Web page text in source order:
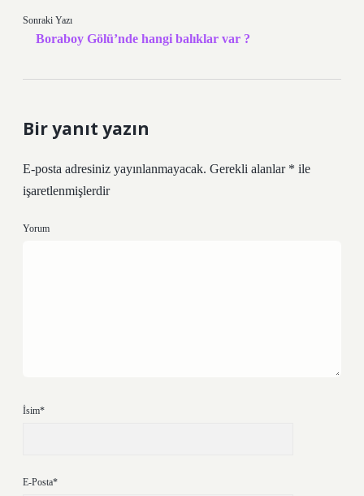
Sonraki Yazı
Boraboy Gölü’nde hangi balıklar var ?
Bir yanıt yazın
E-posta adresiniz yayınlanmayacak. Gerekli alanlar * ile
işaretlenmişlerdir
Yorum
İsim*
E-Posta*